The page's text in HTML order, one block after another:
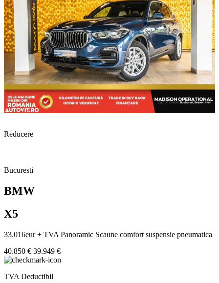
Reducere
Bucuresti
BMW
X5
33.016eur + TVA Panoramic Scaune comfort suspensie pneumatica
40.850 € 39.949 €
TVA Deductibil